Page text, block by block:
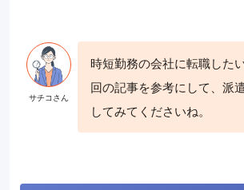
時短勤務の会社に転職した
回の記事を参考にして、派
してみてくださいね。